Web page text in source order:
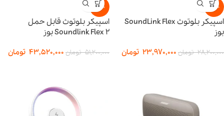
-15%
اسپیکر بلوتوث SoundLink Flex
بوز
28,200,000 تومان 23,970,000 تومان
-15%
اسپیکر بلوتوث قابل حمل
Soundlink Flex 2 بوز
51,200,000 تومان 43,520,000 تومان